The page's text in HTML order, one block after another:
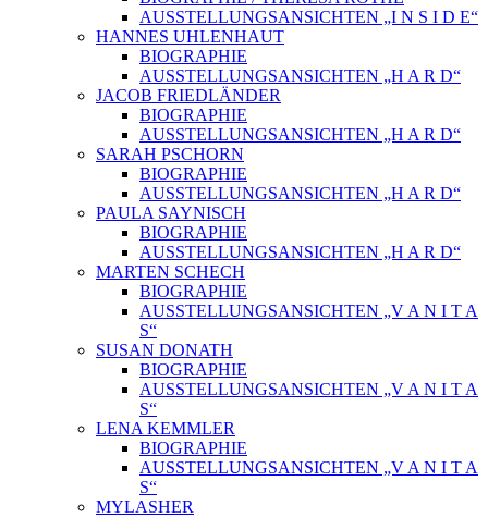
AUSSTELLUNGSANSICHTEN „I N S I D E“
HANNES UHLENHAUT
BIOGRAPHIE
AUSSTELLUNGSANSICHTEN „H A R D“
JACOB FRIEDLÄNDER
BIOGRAPHIE
AUSSTELLUNGSANSICHTEN „H A R D“
SARAH PSCHORN
BIOGRAPHIE
AUSSTELLUNGSANSICHTEN „H A R D“
PAULA SAYNISCH
BIOGRAPHIE
AUSSTELLUNGSANSICHTEN „H A R D“
MARTEN SCHECH
BIOGRAPHIE
AUSSTELLUNGSANSICHTEN „V A N I T A
S“
SUSAN DONATH
BIOGRAPHIE
AUSSTELLUNGSANSICHTEN „V A N I T A
S“
LENA KEMMLER
BIOGRAPHIE
AUSSTELLUNGSANSICHTEN „V A N I T A
S“
MYLASHER